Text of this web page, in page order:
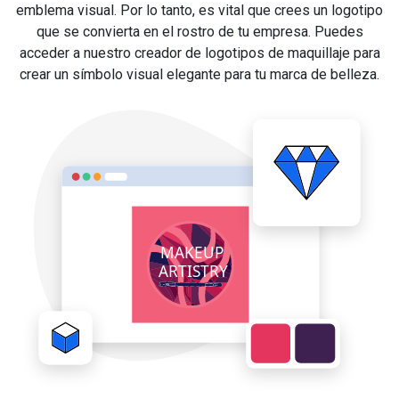
emblema visual. Por lo tanto, es vital que crees un logotipo
que se convierta en el rostro de tu empresa. Puedes
acceder a nuestro creador de logotipos de maquillaje para
crear un símbolo visual elegante para tu marca de belleza.